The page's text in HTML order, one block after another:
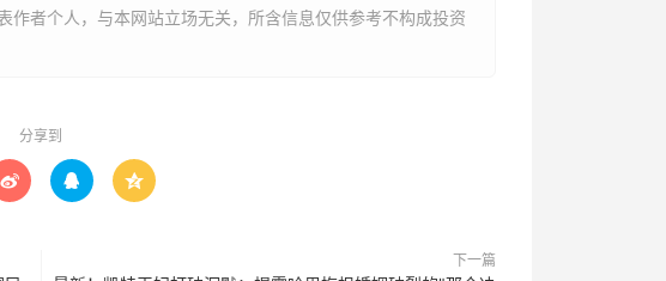
作者个人，与本网站立场无关，所含信息仅供参考不构成投资
分享到
  
下一篇